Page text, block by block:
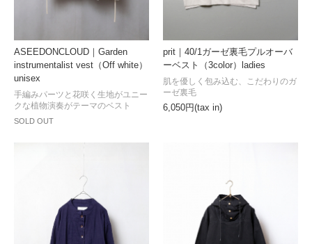
ASEEDONCLOUD｜Garden
instrumentalist vest（Off white）
unisex
SOLD OUT
手編みパーツと花咲く生地がユニー
クな植物演奏がテーマのベスト
prit｜40/1ガーゼ裏毛プルオーバ
ーベスト（3color）ladies
6,050円(tax in)
肌を優しく包み込む、こだわりのガ
ーゼ裏毛